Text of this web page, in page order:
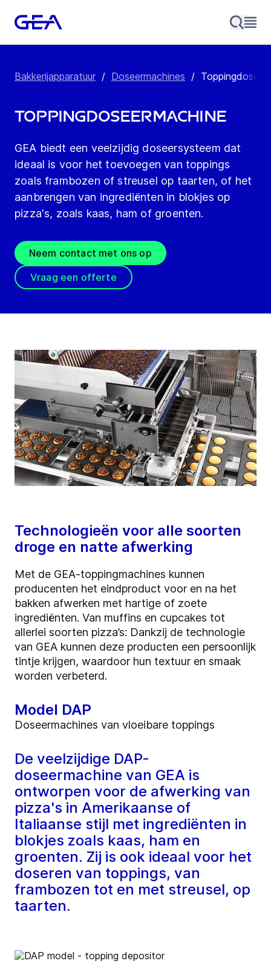
Bakkerijapparatuur / Doseermachines /
Toppingdoseermachine
GEA biedt een veelzijdig doseersysteem dat
ideaal is voor het toevoegen van toppings
zoals frambozen of streusel op taarten, of het
aanbrengen van ingrediënten in blokjes op
pizza's, zoals kaas, ham of groenten.
Neem contact met ons op
Vraag een offerte
Technologieën voor alle soorten
droge en natte afwerking
Met de GEA-toppingmachines kunnen
producenten het eindproduct voor en na het
bakken afwerken met hartige of zoete
ingrediënten. Van muffins en cupcakes tot
allerlei soorten pizza’s: Dankzij de technologie
van GEA kunnen deze producten een persoonlijk
tintje krijgen, waardoor hun textuur en smaak
worden verbeterd.
Model DAP
Doseermachines van vloeibare toppings
De veelzijdige DAP-
doseermachine van GEA is
ontworpen voor de afwerking van
pizza's in Amerikaanse of
Italiaanse stijl met ingrediënten in
blokjes zoals kaas, ham en
groenten. Zij is ook ideaal voor het
doseren van toppings, van
frambozen tot en met streusel, op
taarten.